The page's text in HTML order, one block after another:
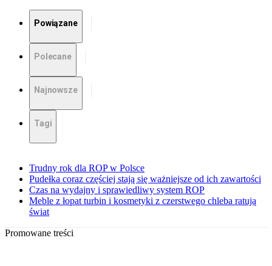
Powiązane
Polecane
Najnowsze
Tagi
Trudny rok dla ROP w Polsce
Pudełka coraz częściej stają się ważniejsze od ich zawartości
Czas na wydajny i sprawiedliwy system ROP
Meble z łopat turbin i kosmetyki z czerstwego chleba ratują
świat
Promowane treści